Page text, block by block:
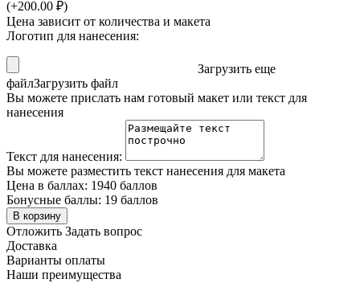
(+200.00 ₽)
Цена зависит от количества и макета
Логотип для нанесения:
Загрузить еще
файлЗагрузить файл
Вы можете прислать нам готовый макет или текст для
нанесения
Текст для нанесения:
Вы можете разместить текст нанесения для макета
Цена в баллах: 1940 баллов
Бонусные баллы: 19 баллов
В корзину
Отложить Задать вопрос
Доставка
Варианты оплаты
Наши преимущества